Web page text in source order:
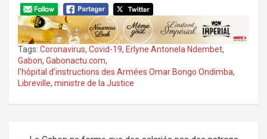
Tags: Coronavirus, Covid-19, Erlyne Antonela Ndembet,
Gabon, Gabonactu.com,
l’hôpital d’instructions des Armées Omar Bongo Ondimba,
Libreville, ministre de la Justice